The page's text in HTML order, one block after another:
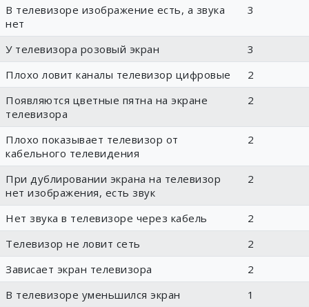
В телевизоре изображение есть, а звука
нет
3
У телевизора розовый экран
3
Плохо ловит каналы телевизор цифровые
2
Появляются цветные пятна на экране
телевизора
2
Плохо показывает телевизор от
кабельного телевидения
2
При дублировании экрана на телевизор
нет изображения, есть звук
2
Нет звука в телевизоре через кабель
2
Телевизор не ловит сеть
2
Зависает экран телевизора
2
В телевизоре уменьшился экран
1